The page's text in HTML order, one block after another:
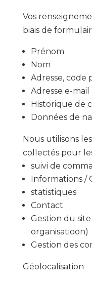
Vos
biais de
Prénom
Nom
Adresse, code
Adresse e-mail
Historique de
Données de
Nous utilisons
collectés pour
suivi de
Informations /
statistiques
Contact
Gestion du
organisatioon)
Gestion des
Géolocalisation